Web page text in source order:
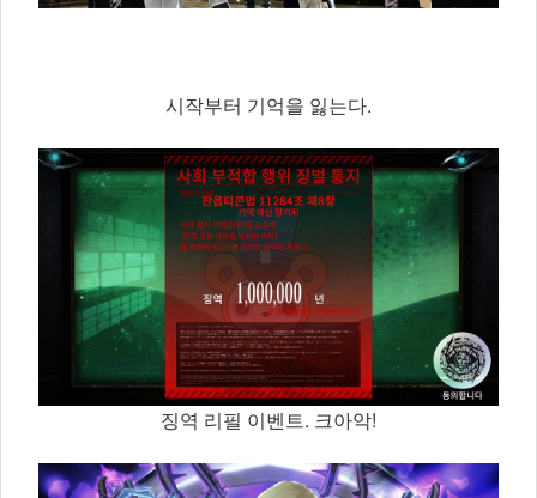
시작부터 기억을 잃는다.
징역 리필 이벤트. 크아악!